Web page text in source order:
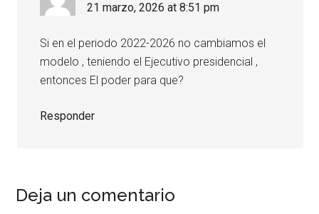
21 marzo, 2026 at 8:51 pm
Si en el periodo 2022-2026 no cambiamos el
modelo , teniendo el Ejecutivo presidencial ,
entonces El poder para que?
Responder
Deja un comentario